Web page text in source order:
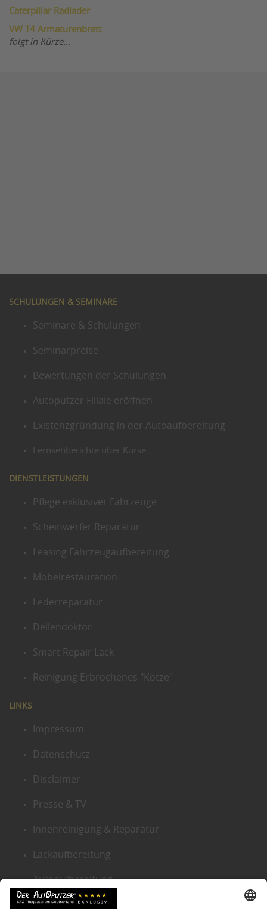
Caterpillar Radlader
VW T4 Armaturenbrett
folgt in Kürze...
SCHULUNGEN & SEMINARE
Seminare & Schulungen
Seminarpreise
Bewertungen der Schulungen
Autoputzer Filiale eröffnen
Existenzgründung in der Autoaufbereitung
Fernsehberichte über Kurse
DIENSTLEISTUNGEN
Pflege exklusiver Fahrzeuge
Scheinwerfer Reparatur
Leasing Fahrzeugaufbereitung
Möbelrestauration
Lederreparatur
Dellendoktor
Smart Repair Lack
Reinigung Erbrochenes "Kotze"
LINKS
Impressum
Datenschutz
Disclaimer
Presse & TV
Innenreinigung & Reparatur
Lackaufbereitung
Autoaufbereitung
Sitemap